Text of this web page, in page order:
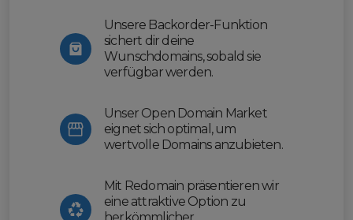
Unsere Backorder-Funktion
sichert dir deine
Wunschdomains, sobald sie
verfügbar werden.
Unser Open Domain Market
eignet sich optimal, um
wertvolle Domains anzubieten.
Mit Redomain präsentieren wir
eine attraktive Option zu